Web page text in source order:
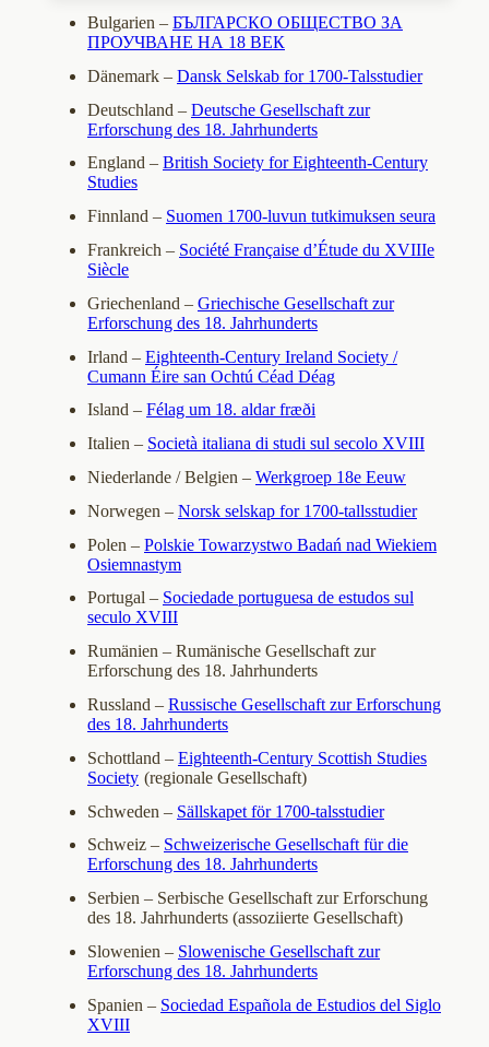
Bulgarien – БЪЛГАРСКО ОБЩЕСТВО ЗА
ПРОУЧВАНЕ НА 18 ВЕК
Dänemark – Dansk Selskab for 1700-Talsstudier
Deutschland – Deutsche Gesellschaft zur
Erforschung des 18. Jahrhunderts
England – British Society for Eighteenth-Century
Studies
Finnland – Suomen 1700-luvun tutkimuksen seura
Frankreich – Société Française d’Étude du XVIIIe
Siècle
Griechenland – Griechische Gesellschaft zur
Erforschung des 18. Jahrhunderts
Irland – Eighteenth-Century Ireland Society /
Cumann Éire san Ochtú Céad Déag
Island – Félag um 18. aldar fræði
Italien – Società italiana di studi sul secolo XVIII
Niederlande / Belgien – Werkgroep 18e Eeuw
Norwegen – Norsk selskap for 1700-tallsstudier
Polen – Polskie Towarzystwo Badań nad Wiekiem
Osiemnastym
Portugal – Sociedade portuguesa de estudos sul
seculo XVIII
Rumänien – Rumänische Gesellschaft zur
Erforschung des 18. Jahrhunderts
Russland – Russische Gesellschaft zur Erforschung
des 18. Jahrhunderts
Schottland – Eighteenth-Century Scottish Studies
Society (regionale Gesellschaft)
Schweden – Sällskapet för 1700-talsstudier
Schweiz – Schweizerische Gesellschaft für die
Erforschung des 18. Jahrhunderts
Serbien – Serbische Gesellschaft zur Erforschung
des 18. Jahrhunderts (assoziierte Gesellschaft)
Slowenien – Slowenische Gesellschaft zur
Erforschung des 18. Jahrhunderts
Spanien – Sociedad Española de Estudios del Siglo
XVIII